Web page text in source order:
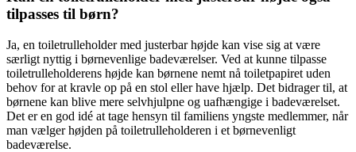
tilpasses til børn?
Ja, en toiletrulleholder med justerbar højde kan vise sig at være
særligt nyttig i børnevenlige badeværelser. Ved at kunne tilpasse
toiletrulleholderens højde kan børnene nemt nå toiletpapiret uden
behov for at kravle op på en stol eller have hjælp. Det bidrager til, at
børnene kan blive mere selvhjulpne og uafhængige i badeværelset.
Det er en god idé at tage hensyn til familiens yngste medlemmer, når
man vælger højden på toiletrulleholderen i et børnevenligt
badeværelse.